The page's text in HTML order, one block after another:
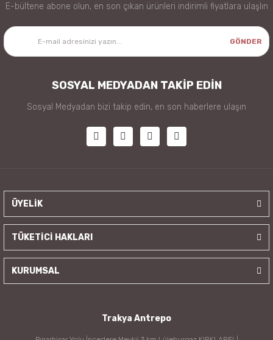
E-bültene abone olun, en son çıkan ürünleri indirimli fiyatlara ulaşlın
GÖNDER
SOSYAL MEDYADAN TAKİP EDİN
Sosyal Medyadan bizi takip edin, en son haberlere ulaşın
ÜYELİK
TÜKETİCİ HAKLARI
KURUMSAL
Trakya Antrepo